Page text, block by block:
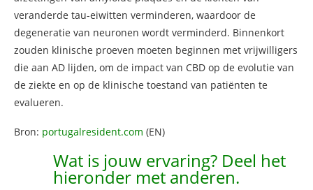
veranderde tau-eiwitten verminderen, waardoor de
degeneratie van neuronen wordt verminderd. Binnenkort
zouden klinische proeven moeten beginnen met vrijwilligers
die aan AD lijden, om de impact van CBD op de evolutie van
de ziekte en op de klinische toestand van patiënten te
evalueren.
Bron: portugalresident.com (EN)
Wat is jouw ervaring? Deel het
hieronder met anderen.